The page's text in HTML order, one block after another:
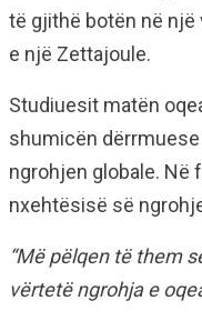
të gjithë botën në
e një Zettajoule.
Studiuesit matën
shumicën
ngrohjen globale. Në
nxehtësisë së
“Më pëlqen të them
vërtetë ngrohja e